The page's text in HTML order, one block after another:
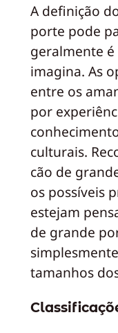
A definição
porte pode
geralmente
imagina. As
entre os
por
culturais.
cão de
os possíveis
estejam
de grande
tamanhos